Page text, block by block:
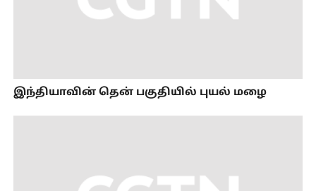
இந்தியாவின் தென் பகுதியில் புயல் மழை